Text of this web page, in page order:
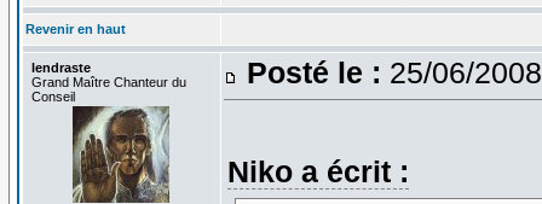
Revenir en haut
lendraste
Grand Maître Chanteur du
Conseil
Posté le : 25/06/
Niko a écrit :